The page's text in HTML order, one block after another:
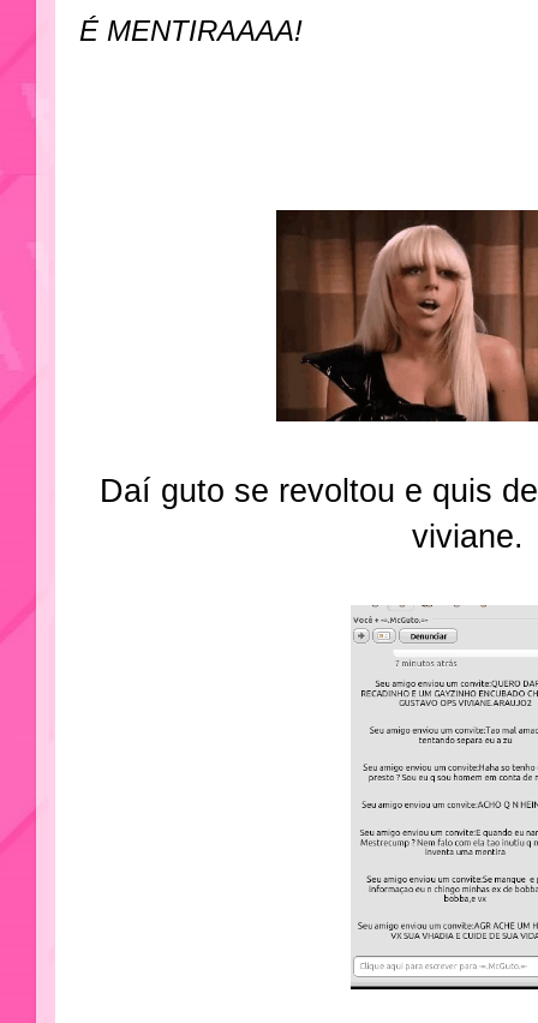
É MENTIRAAAA!
Daí guto se revoltou e quis
viviane.